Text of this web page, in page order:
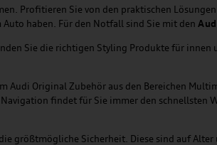
Profitieren Sie von den praktischen
haben. Für den Notfall sind Sie mit den
Sie die richtigen Styling Produkte für
Audi Original Zubehör aus den Bereichen
findet für Sie immer den schnellsten
größtmögliche Sicherheit. Diese sind auf